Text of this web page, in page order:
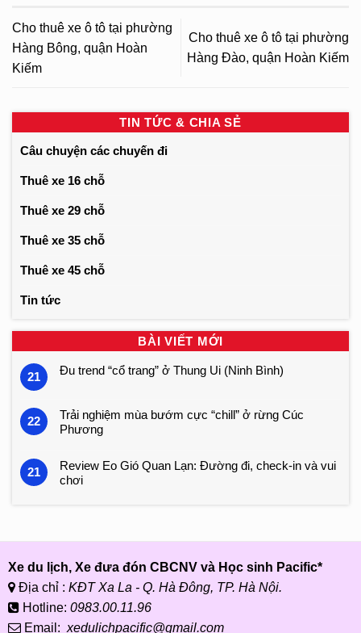
Cho thuê xe ô tô tại phường
Hàng Bông, quận Hoàn
Kiếm
Cho thuê xe ô tô tại phường
Hàng Đào, quận Hoàn Kiếm
TIN TỨC & CHIA SẺ
Câu chuyện các chuyến đi
Thuê xe 16 chỗ
Thuê xe 29 chỗ
Thuê xe 35 chỗ
Thuê xe 45 chỗ
Tin tức
BÀI VIẾT MỚI
21 Đu trend “cổ trang” ở Thung Ui (Ninh Bình)
22
Trải nghiệm mùa bướm cực “chill” ở rừng Cúc
Phương
21
Review Eo Gió Quan Lạn: Đường đi, check-in và vui
chơi
Xe du lịch, Xe đưa đón CBCNV và Học sinh Pacific*
Địa chỉ : KĐT Xa La - Q. Hà Đông, TP. Hà Nội.
Hotline: 0983.00.11.96
Email: xedulichpacific@gmail.com